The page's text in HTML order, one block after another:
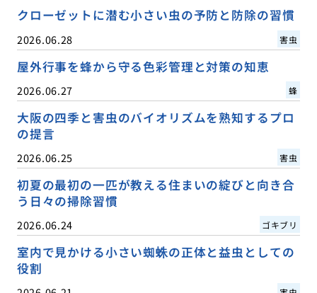
クローゼットに潜む小さい虫の予防と防除の習慣
2026.06.28 害虫
屋外行事を蜂から守る色彩管理と対策の知恵
2026.06.27 蜂
大阪の四季と害虫のバイオリズムを熟知するプロ
の提言
2026.06.25 害虫
初夏の最初の一匹が教える住まいの綻びと向き合
う日々の掃除習慣
2026.06.24 ゴキブリ
室内で見かける小さい蜘蛛の正体と益虫としての
役割